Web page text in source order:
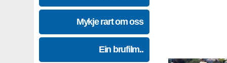
Mykje rart om oss
Ein brufilm..